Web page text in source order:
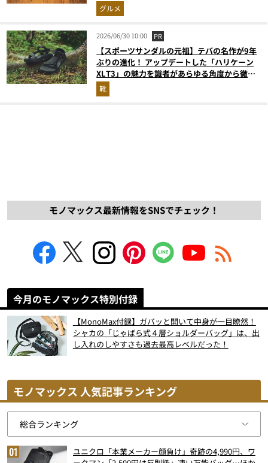
グルメ
2026/06/30 10:00 PR
【スポーツサンダルの元祖】テバの名作が9年
ぶりの進化！ アップデートした「ハリケーン
XLT3」の魅力を識者があらゆる角度から徹底
解説！
靴
モノマックス最新情報をSNSでチェック！
今月のモノマックス特別付録
【MonoMax付録】ガバッと開いて中身が一目瞭然！
シャカの「じゃばら式４層ショルダーバッグ」は、出
し入れのしやすさも過去最高レベルだった！
モノマックス 人気記事ランキング
ユニクロ「本業メーカー顔負け」奇跡の4,990円、ワ